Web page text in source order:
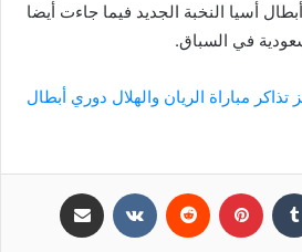
أسيا النخبة الجديد فيما جاءت أيضا
مباراة الريان والهلال دوري أبطال
بينتيريست